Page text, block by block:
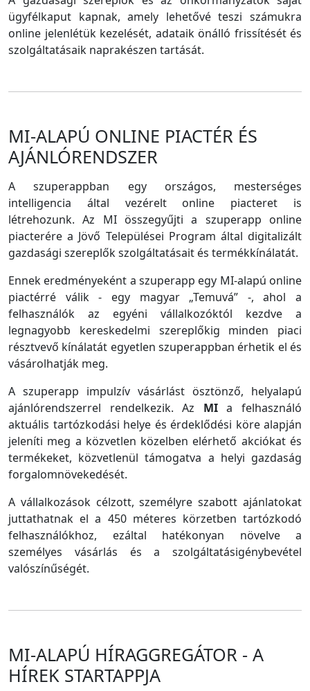
ügyfélkaput kapnak, amely lehetővé teszi számukra
online jelenlétük kezelését, adataik önálló frissítését és
szolgáltatásaik naprakészen tartását.
MI-ALAPÚ ONLINE PIACTÉR ÉS
AJÁNLÓRENDSZER
A szuperappban egy országos, mesterséges
intelligencia által vezérelt online piacteret is
létrehozunk. Az MI összegyűjti a szuperapp online
piacterére a Jövő Települései Program által digitalizált
gazdasági szereplők szolgáltatásait és termékkínálatát.
Ennek eredményeként a szuperapp egy MI-alapú online
piactérré válik - egy magyar „Temuvá” -, ahol a
felhasználók az egyéni vállalkozóktól kezdve a
legnagyobb kereskedelmi szereplőkig minden piaci
résztvevő kínálatát egyetlen szuperappban érhetik el és
vásárolhatják meg.
A szuperapp impulzív vásárlást ösztönző, helyalapú
ajánlórendszerrel rendelkezik. Az MIa felhasználó
aktuális tartózkodási helye és érdeklődési köre alapján
jeleníti meg a közvetlen közelben elérhető akciókat és
termékeket, közvetlenül támogatva a helyi gazdaság
forgalomnövekedését.
A vállalkozások célzott, személyre szabott ajánlatokat
juttathatnak el a 450 méteres körzetben tartózkodó
felhasználókhoz, ezáltal hatékonyan növelve a
személyes vásárlás és a szolgáltatásigénybevétel
valószínűségét.
MI-ALAPÚ HÍRAGGREGÁTOR - A
HÍREK STARTAPPJA